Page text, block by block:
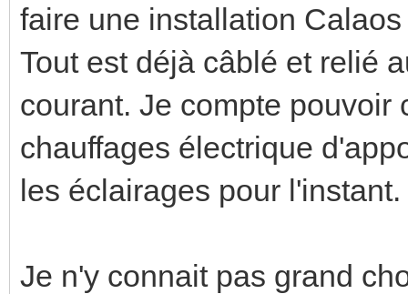
faire une installation
Tout est déjà câblé et relié
courant. Je compte pouvoir
chauffages électrique
les éclairages pour l'instant.
Je n'y connait pas grand